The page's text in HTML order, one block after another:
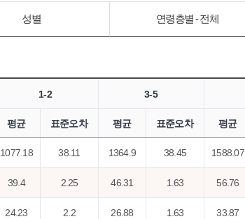
성별 연령층별 - 전체
1-2 3-5
평균 표준오차 평균 표준오차 평균
1077.18 38.11 1364.9 38.45 1588.07
39.4 2.25 46.31 1.63 56.76
24.23 2.2 26.88 1.63 33.87